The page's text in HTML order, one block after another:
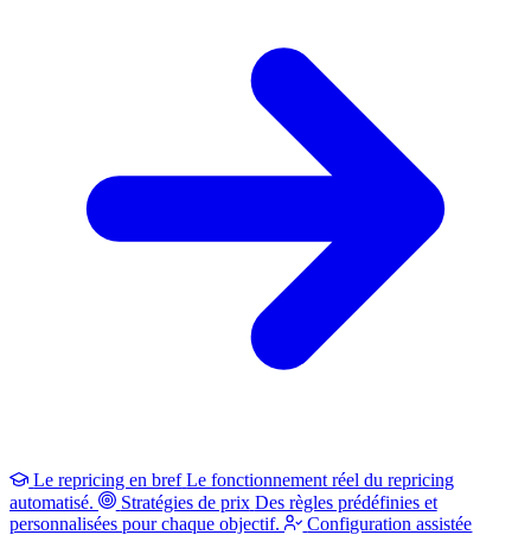
Le repricing en bref Le fonctionnement réel du repricing
automatisé.
Stratégies de prix Des règles prédéfinies et
personnalisées pour chaque objectif.
Configuration assistée